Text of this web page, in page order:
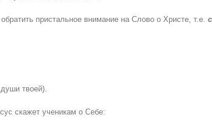
пристальное внимание на Слово о Христе, т.е.
твоей).
скажет ученикам о Себе: